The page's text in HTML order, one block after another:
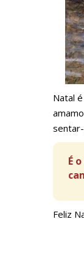
Natal
É
Feliz